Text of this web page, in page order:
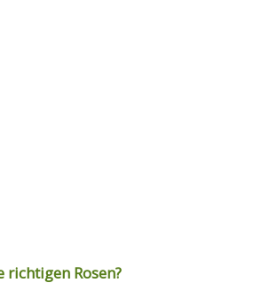
richtigen Rosen?